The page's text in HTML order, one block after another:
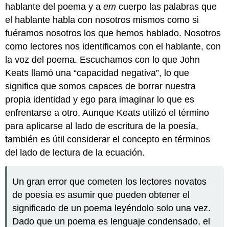
hablante del poema y aem cuerpo las palabras que
el hablante habla con nosotros mismos como si
fuéramos nosotros los que hemos hablado. Nosotros
como lectores nos identificamos con el hablante, con
la voz del poema. Escuchamos con lo que John
Keats llamó una “capacidad negativa”, lo que
significa que somos capaces de borrar nuestra
propia identidad y ego para imaginar lo que es
enfrentarse a otro. Aunque Keats utilizó el término
para aplicarse al lado de escritura de la poesía,
también es útil considerar el concepto en términos
del lado de lectura de la ecuación.
Un gran error que cometen los lectores novatos
de poesía es asumir que pueden obtener el
significado de un poema leyéndolo solo una vez.
Dado que un poema es lenguaje condensado, el